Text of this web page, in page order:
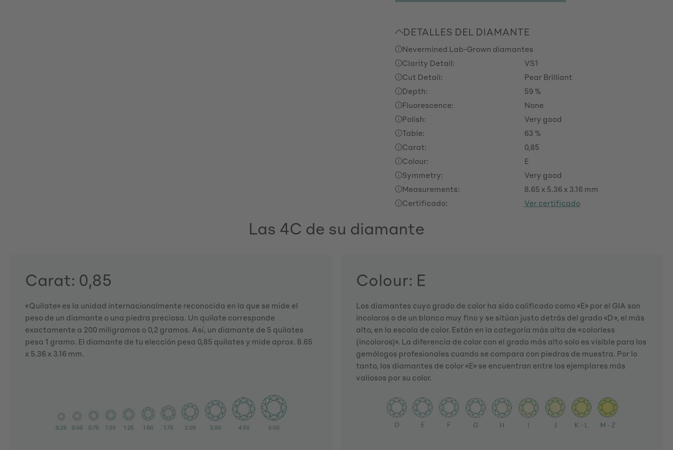
DETALLES DEL DIAMANTE
Nevermined Lab-Grown diamantes
Clarity Detail:
VS1
Cut Detail:
Pear Brilliant
Depth:
59 %
Fluorescence:
None
Polish:
Very good
Table:
63 %
Carat:
0,85
Colour:
E
Symmetry:
Very good
Measurements:
8.65 x 5.36 x 3.16 mm
Certificado:
Ver certificado
Las 4C de su diamante
Carat: 0,85
«Quilate» es la unidad internacionalmente reconocida en la que se mide el
peso de un diamante o una piedra preciosa. Un quilate corresponde
exactamente a 200 miligramos o 0,2 gramos. Así, un diamante de 5 quilates
pesa 1 gramo. El diamante de tu elección pesa 0,85 quilates y mide aprox. 8.65
x 5.36 x 3.16 mm.
Colour: E
Los diamantes cuyo grado de color ha sido calificado como «E» por el GIA son
incoloros o de un blanco muy fino y se sitúan justo detrás del grado «D», el más
alto, en la escala de color. Están en la categoría más alta de «colorless
(incoloros)». La diferencia de color con el grado más alto solo es visible para los
gemólogos profesionales cuando se compara con piedras de muestra. Por lo
tanto, los diamantes de color «E» se encuentran entre los ejemplares más
valiosos por su color.